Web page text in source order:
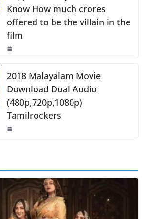
Know How much crores
offered to be the villain in the
film
2018 Malayalam Movie
Download Dual Audio
(480p,720p,1080p)
Tamilrockers